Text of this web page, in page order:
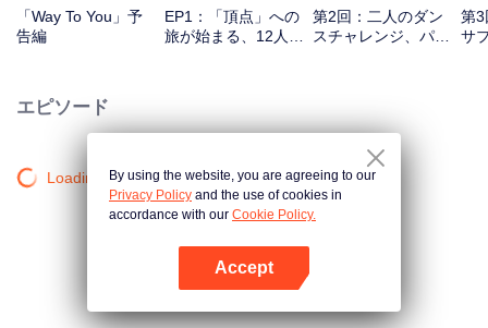
「Way To You」予
告編
EP1：「頂点」への
旅が始まる、12人の
第2回：二人のダン
スチャレンジ、パー
第3
サ
エピソード
Loading…By using the website, you are agreeing to our
Privacy Policy and the use of cookies in
accordance with our Cookie Policy.
Accept